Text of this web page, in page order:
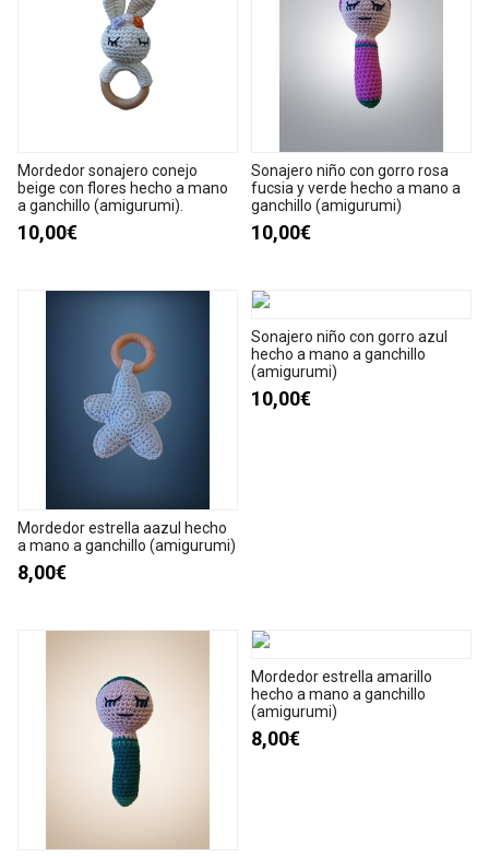
Mordedor sonajero conejo
beige con flores hecho a mano
a ganchillo (amigurumi).
10,00€
Sonajero niño con gorro rosa
fucsia y verde hecho a mano a
ganchillo (amigurumi)
10,00€
Mordedor estrella aazul hecho
a mano a ganchillo (amigurumi)
8,00€
Sonajero niño con gorro azul
hecho a mano a ganchillo
(amigurumi)
10,00€
Mordedor estrella amarillo
hecho a mano a ganchillo
(amigurumi)
8,00€